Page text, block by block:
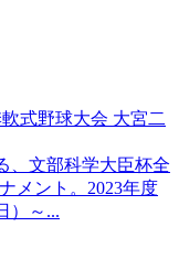
式野球大会 大宮二
、文部科学大臣杯全
メント。2023年度
）～...